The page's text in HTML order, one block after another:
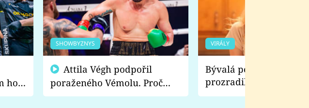
ho
SHOWBYZNYS
poraženého Vémolu. Proč
chce raději zápasit s ním než
VIRÁLY
Bývalá pornoherečka
prozradila, co ji
natáčení Euforie.